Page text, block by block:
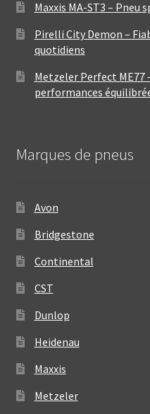
Maxxis MA-ST3 –
Pirelli City Demon –
quotidiens
Metzeler Perfect ME77
performances
Marques de pneus
Avon
Bridgestone
Continental
CST
Dunlop
Heidenau
Maxxis
Metzeler